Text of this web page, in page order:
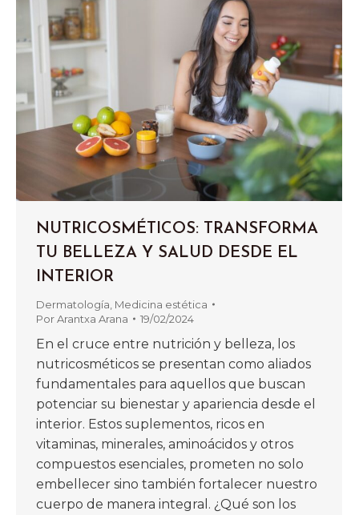
NUTRICOSMÉTICOS: TRANSFORMA
TU BELLEZA Y SALUD DESDE EL
INTERIOR
Dermatología Medicina estética
PorArantxa Arana 19/02/2024
En el cruce entre nutrición y belleza, los
nutricosméticos se presentan como aliados
fundamentales para aquellos que buscan
potenciar su bienestar y apariencia desde el
interior. Estos suplementos, ricos en
vitaminas, minerales, aminoácidos y otros
compuestos esenciales, prometen no solo
embellecer sino también fortalecer nuestro
cuerpo de manera integral. ¿Qué son los